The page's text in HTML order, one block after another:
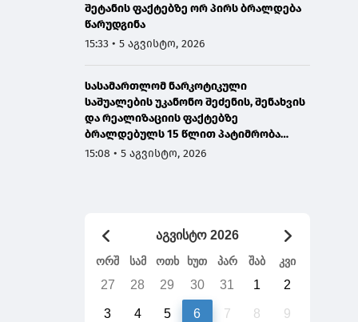
შეტანის ფაქტებზე ორ პირს ბრალდება
წარუდგინა
15:33 • 5 აგვისტო, 2026
სასამართლომ ნარკოტიკული
საშუალების უკანონო შეძენის, შენახვის
და რეალიზაციის ფაქტებზე
ბრალდებულს 15 წლით პატიმრობა
მიუსაჯა
15:08 • 5 აგვისტო, 2026
აგვისტო 2026
ორშ სამ ოთხ ხუთ პარ შაბ კვი
27 28 29 30 31 1 2
3 4 5 6 7 8 9